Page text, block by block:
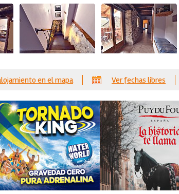
en el mapa Ver fechas libres